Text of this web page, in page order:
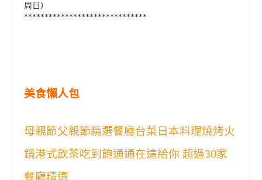
周日)
******************************
美食懶人包
母親節父親節精選餐廳台菜日本料理燒烤火
鍋港式飲茶吃到飽通通在這給你 超過30家
餐廳精選